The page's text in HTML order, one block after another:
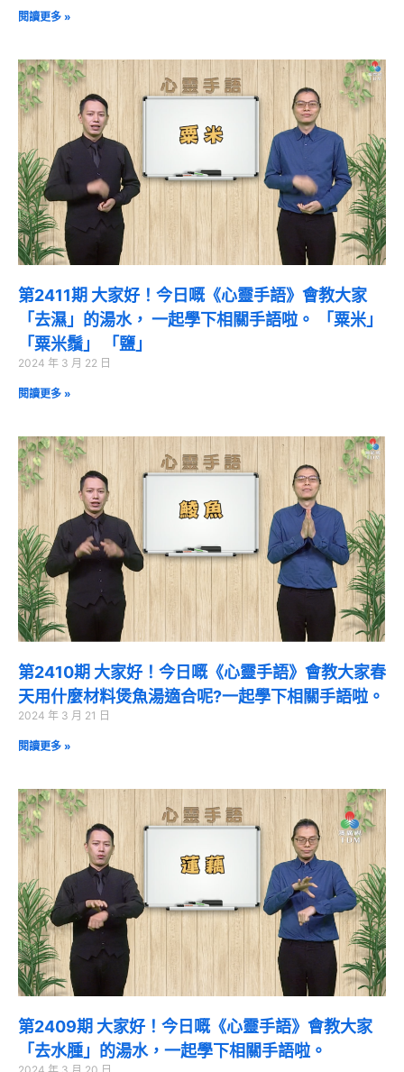
閱讀更多 »
第2411期 大家好！今日嘅《心靈手語》會教大家
「去濕」的湯水， 一起學下相關手語啦。 「粟米」
「粟米鬚」 「鹽」
2024 年 3 月 22 日
閱讀更多 »
第2410期 大家好！今日嘅《心靈手語》會教大家春
天用什麼材料煲魚湯適合呢?一起學下相關手語啦。
2024 年 3 月 21 日
閱讀更多 »
第2409期 大家好！今日嘅《心靈手語》會教大家
「去水腫」的湯水，一起學下相關手語啦。